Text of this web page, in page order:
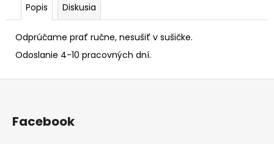
Popis Diskusia
Odprúčame prať ručne, nesušiť v sušičke.
Odoslanie 4-10 pracovných dní.
Z
Facebook